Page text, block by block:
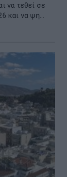
να τεθεί σε
και να ψη...